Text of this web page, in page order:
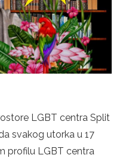
LGBT centra Split
svakog utorka u 17
profilu LGBT centra